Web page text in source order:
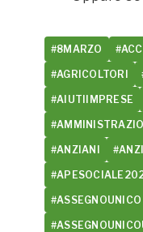
#8MARZO
#AGRICOLTORI
#AIUTIIMPRESE
#ANZIANI
#ASSEGNOUNICO